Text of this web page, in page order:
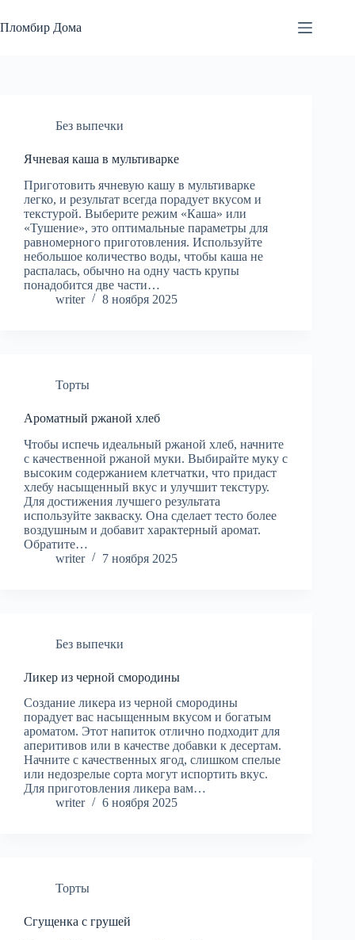
к
сути
Пломбир Дома
Без выпечки
Ячневая каша в мультиварке
Приготовить ячневую кашу в мультиварке
легко, и результат всегда порадует вкусом и
текстурой. Выберите режим «Каша» или
«Тушение», это оптимальные параметры для
равномерного приготовления. Используйте
небольшое количество воды, чтобы каша не
распалась, обычно на одну часть крупы
понадобится две части…
writer
8 ноября 2025
Торты
Ароматный ржаной хлеб
Чтобы испечь идеальный ржаной хлеб, начните
с качественной ржаной муки. Выбирайте муку с
высоким содержанием клетчатки, что придаст
хлебу насыщенный вкус и улучшит текстуру.
Для достижения лучшего результата
используйте закваску. Она сделает тесто более
воздушным и добавит характерный аромат.
Обратите…
writer
7 ноября 2025
Без выпечки
Ликер из черной смородины
Создание ликера из черной смородины
порадует вас насыщенным вкусом и богатым
ароматом. Этот напиток отлично подходит для
аперитивов или в качестве добавки к десертам.
Начните с качественных ягод, слишком спелые
или недозрелые сорта могут испортить вкус.
Для приготовления ликера вам…
writer
6 ноября 2025
Торты
Сгущенка с грушей